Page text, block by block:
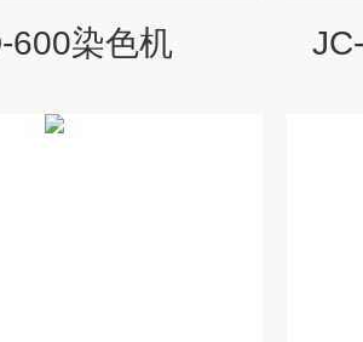
600染色机